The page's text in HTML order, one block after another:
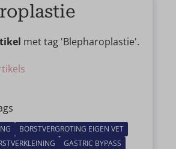
met tag 'Blepharoplastie'.
BORSTVERGROTING EIGEN VET
GASTRIC BYPASS